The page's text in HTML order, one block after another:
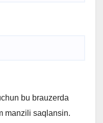
bu brauzerda
manzili saqlansin.